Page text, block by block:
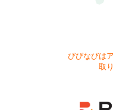
びびなびは
取